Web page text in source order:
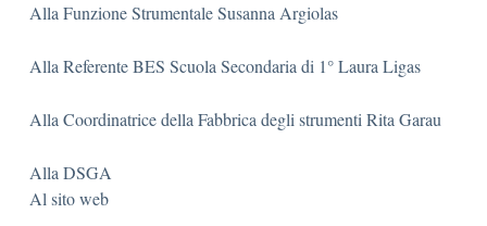
Alla Funzione Strumentale Susanna Argiolas
Alla Referente BES Scuola Secondaria di 1° Laura Ligas
Alla Coordinatrice della Fabbrica degli strumenti Rita Garau
Alla DSGA
Al sito web